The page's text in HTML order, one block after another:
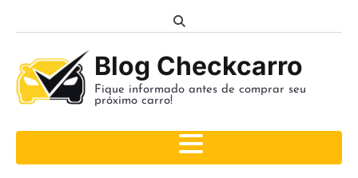
Blog Checkcarro
Fique informado antes de comprar seu
próximo carro!